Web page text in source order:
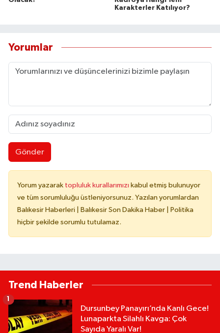
Karakterler Katılıyor?
Yorumlar
Gönder
Yorum yazarak topluluk kurallarımızı kabul etmiş bulunuyor
ve tüm sorumluluğu üstleniyorsunuz. Yazılan yorumlardan
Balıkesir Haberleri | Balıkesir Son Dakika Haber | Politika
hiçbir şekilde sorumlu tutulamaz.
Trend Haberler
Dursunbey Panayırı’nda Kanlı Gece!
Lunaparkta Silahlı Kavga: Çok
Sayıda Yaralı Var!